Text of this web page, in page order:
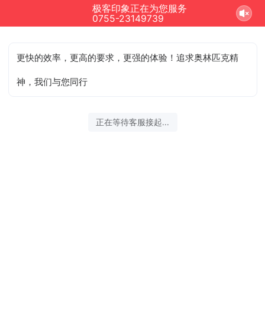
极客印象正在为您服务
0755-23149739
更快的效率，更高的要求，更强的体验！追求奥林匹克精
神，我们与您同行
正在等待客服接起...